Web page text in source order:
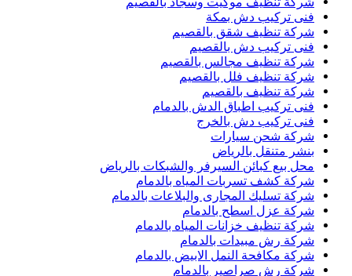
فنى تركيب دش بمكة
شركة تنظيف شقق بالقصيم
فنى تركيب دش بالقصيم
شركة تنظيف مجالس بالقصيم
شركة تنظيف فلل بالقصيم
شركة تنظيف بالقصيم
فنى تركيب اطباق الدش بالدمام
فنى تركيب دش بالخرج
شركة شحن سيارات
بنشر متنقل بالرياض
محل بيع كبائن السيرفر والشبكات بالرياض
شركة كشف تسربات المياه بالدمام
شركة تسليك المجارى والبلاعات بالدمام
شركة عزل اسطح بالدمام
شركة تنظيف خزانات المياه بالدمام
شركة رش مبيدات بالدمام
شركة مكافحة النمل الابيض بالدمام
شركة رش صراصير بالدمام